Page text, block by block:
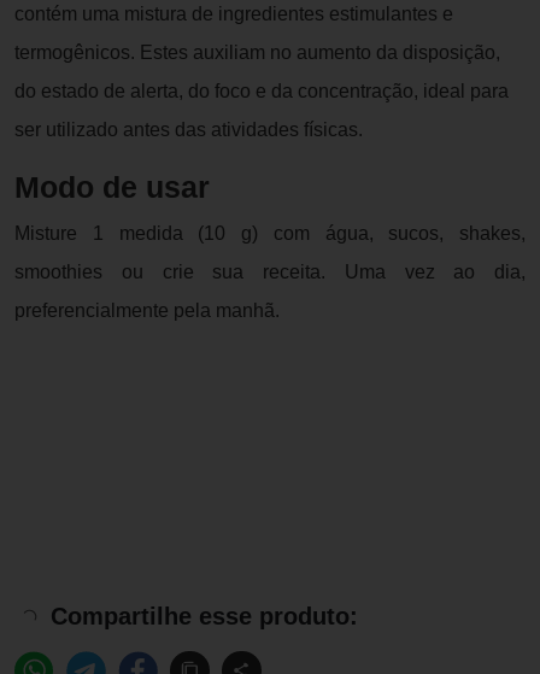
contém uma mistura de ingredientes estimulantes e
termogênicos. Estes auxiliam no aumento da disposição,
do estado de alerta, do foco e da concentração, ideal para
ser utilizado antes das atividades físicas.
Modo de usar
Misture 1 medida (10 g) com água, sucos, shakes,
smoothies ou crie sua receita. Uma vez ao dia,
preferencialmente pela manhã.
Compartilhe esse produto: